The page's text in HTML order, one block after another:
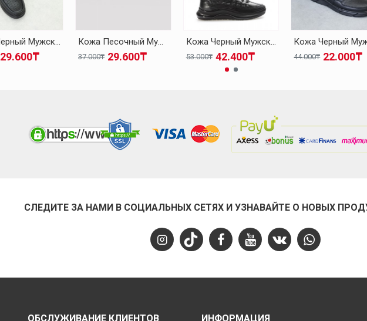
Кожа Черный Мужская Повседневная Обувь 126MA001
29.600₸
Кожа Песочный Мужская Повседневная Обувь 126MA001
29.600₸
37.000₸
Кожа Черный Мужская Повседневная Обувь 126MA1004
42.400₸
53.000₸ 22.000₸
44.000₸
СЛЕДИТЕ ЗА НАМИ В СОЦИАЛЬНЫХ СЕТЯХ И УЗНАВАЙТЕ О НОВЫХ
ОБСЛУЖИВАНИЕ КЛИЕНТОВ ИНФОРМАЦИЯ